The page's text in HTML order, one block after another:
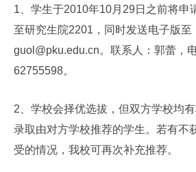
1 、学生于2010年10月 29 日之前将申
至研究生院2201 ，同时发送电子版至
guol@pku.edu.cn。联系人：郭蕾，
62755598。
2 、学校会择优选拔，但双方学校均
录取由对方学校推荐的学生。若有不
受的情况，我校可再次补充推荐。